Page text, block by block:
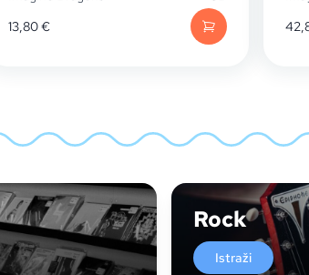
13,80€
Rock
Istraži